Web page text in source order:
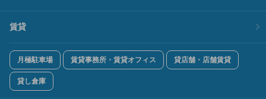
賃貸
月極駐車場 賃貸事務所・賃貸オフィス 貸店舗・店舗賃貸
貸し倉庫